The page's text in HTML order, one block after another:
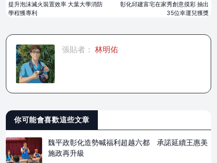
彰化邱建富宅在家秀創意摸彩 抽出
35位幸運兒獲獎
提升泡沫滅火裝置效率 大葉大學消防
學程獲專利
張貼者： 林明佑
你可能會喜歡這些文章
魏平政彰化造勢喊福利超越六都 承諾延續王惠美
施政再升級